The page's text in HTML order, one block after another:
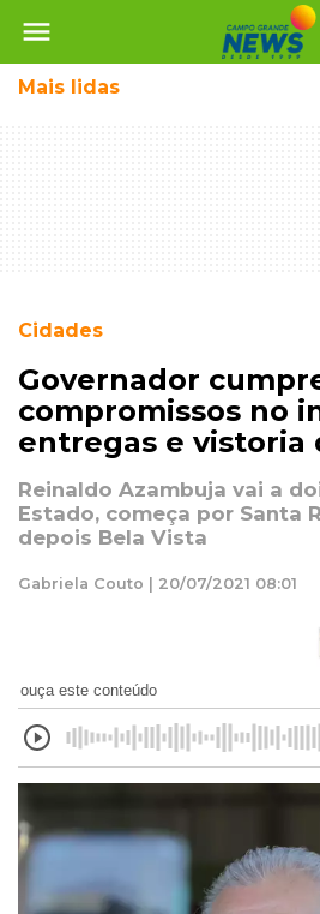
menu
Mais lidas
Cidades
Governador
compromissos no
entregas e vistoria
Reinaldo Azambuja vai a
Estado, começa por Santa
depois Bela Vista
Gabriela Couto | 20/07/2021 08:01
ouça este conteúdo